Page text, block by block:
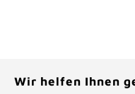
Wir helfen Ihnen